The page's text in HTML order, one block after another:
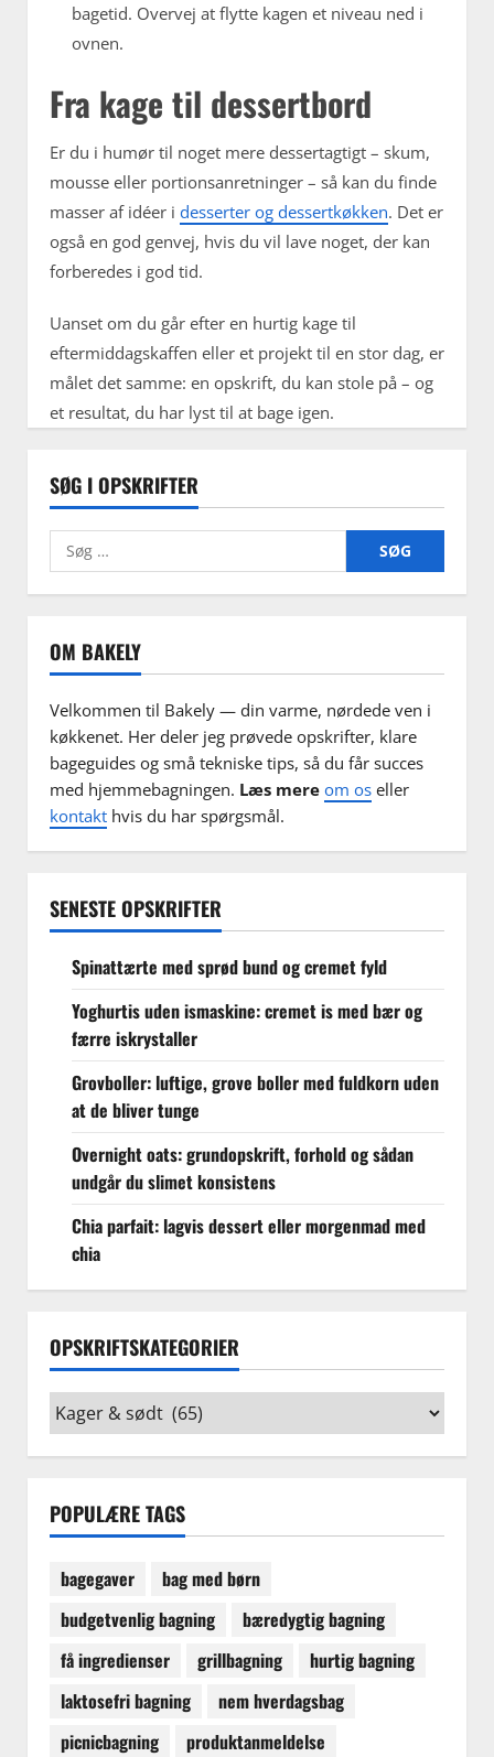
bagetid. Overvej at flytte kagen et niveau ned i
ovnen.
Fra kage til dessertbord
Er du i humør til noget mere dessertagtigt – skum,
mousse eller portionsanretninger – så kan du finde
masser af idéer i desserter og dessertkøkken. Det er
også en god genvej, hvis du vil lave noget, der kan
forberedes i god tid.
Uanset om du går efter en hurtig kage til
eftermiddagskaffen eller et projekt til en stor dag, er
målet det samme: en opskrift, du kan stole på – og
et resultat, du har lyst til at bage igen.
SØG I OPSKRIFTER
Søg
efter:
OM BAKELY
Velkommen til Bakely — din varme, nørdede ven i
køkkenet. Her deler jeg prøvede opskrifter, klare
bageguides og små tekniske tips, så du får succes
med hjemmebagningen. Læs mere om os eller
kontakt hvis du har spørgsmål.
SENESTE OPSKRIFTER
Spinattærte med sprød bund og cremet fyld
Yoghurtis uden ismaskine: cremet is med bær og
færre iskrystaller
Grovboller: luftige, grove boller med fuldkorn uden
at de bliver tunge
Overnight oats: grundopskrift, forhold og sådan
undgår du slimet konsistens
Chia parfait: lagvis dessert eller morgenmad med
chia
OPSKRIFTSKATEGORIER
Opskriftskategorier
POPULÆRE TAGS
bagegaver
bag med børn
budgetvenlig bagning
bæredygtig bagning
få ingredienser
grillbagning
hurtig bagning
laktosefri bagning
nem hverdagsbag
picnicbagning
produktanmeldelse